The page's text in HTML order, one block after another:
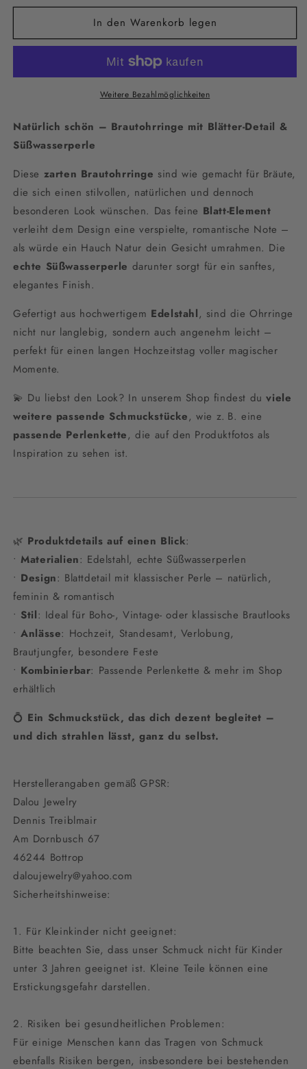
Hochzeitsschmuck
Edelstahl
Hochzeitsschmuck
aus
Edelstahl
Passende
im
In den Warenkorb legen
Weitere Bezahlmöglichkeiten
Natürlich schön – Brautohrringe mit Blätter-Detail &
Süßwasserperle
Diese zarten Brautohrringe sind wie gemacht für Bräute,
die sich einen stilvollen, natürlichen und dennoch
besonderen Look wünschen. Das feine Blatt-Element
verleiht dem Design eine verspielte, romantische Note –
als würde ein Hauch Natur dein Gesicht umrahmen. Die
echte Süßwasserperle darunter sorgt für ein sanftes,
elegantes Finish.
Gefertigt aus hochwertigem Edelstahl, sind die Ohrringe
nicht nur langlebig, sondern auch angenehm leicht –
perfekt für einen langen Hochzeitstag voller magischer
Momente.
💫 Du liebst den Look? In unserem Shop findest duviele
weitere passende Schmuckstücke, wie z. B. eine
passende Perlenkette, die auf den Produktfotos als
Inspiration zu sehen ist.
🌿 Produktdetails auf einen Blick:
•Materialien: Edelstahl, echte Süßwasserperlen
• Design: Blattdetail mit klassischer Perle – natürlich,
feminin & romantisch
• Stil: Ideal für Boho-, Vintage- oder klassische Brautlooks
•Anlässe: Hochzeit, Standesamt, Verlobung,
Brautjungfer, besondere Feste
• Kombinierbar: Passende Perlenkette & mehr im Shop
erhältlich
💍 Ein Schmuckstück, das dich dezent begleitet –
und dich strahlen lässt, ganz du selbst.
Herstellerangaben gemäß GPSR:
Dalou Jewelry
Dennis Treiblmair
Am Dornbusch 67
46244 Bottrop
daloujewelry@yahoo.com
Sicherheitshinweise:
1. Für Kleinkinder nicht geeignet:
Bitte beachten Sie, dass unser Schmuck nicht für Kinder
unter 3 Jahren geeignet ist. Kleine Teile können eine
Erstickungsgefahr darstellen.
2. Risiken bei gesundheitlichen Problemen:
Für einige Menschen kann das Tragen von Schmuck
ebenfalls Risiken bergen, insbesondere bei bestehenden